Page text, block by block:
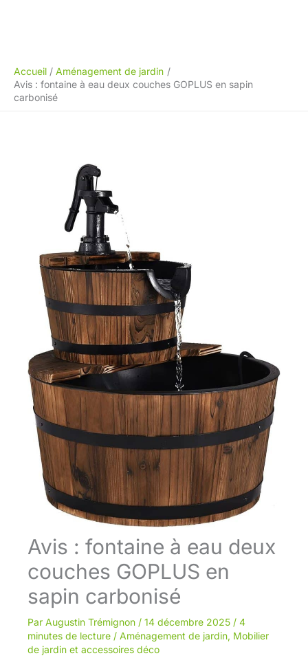
Accueil
Aménagement de jardin
Avis : fontaine à eau deux couches GOPLUS en sapin
carbonisé
Avis : fontaine à eau deux
couches GOPLUS en
sapin carbonisé
Par Augustin Trémignon / 14 décembre 2025 / 4
minutes de lecture / Aménagement de jardin, Mobilier
de jardin et accessoires déco